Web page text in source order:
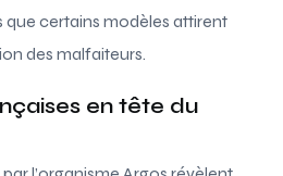
certains modèles attirent
des malfaiteurs.
en tête du